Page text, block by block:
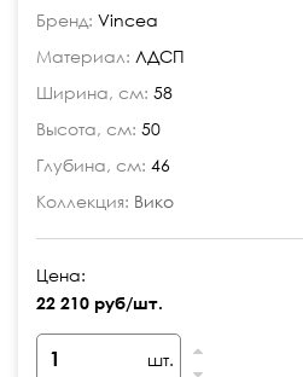
Бренд: Vincea
Материал: ЛДСП
Ширина, см: 58
Высота, см: 50
Глубина, см: 46
Коллекция: Вико
Цена:
22 210 руб/шт.
шт.